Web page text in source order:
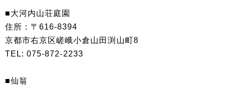
■大河内山荘庭園
住所：〒616-8394
京都市右京区嵯峨小倉山田渕山町8
TEL: 075-872-2233
■仙翁